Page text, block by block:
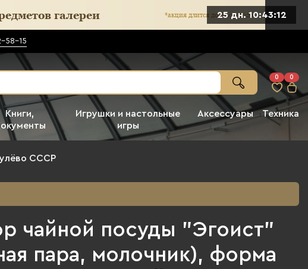
25 дн. 10:43:11
58-15
0 0
Книги,
Игрушки и настольные
игры
Аксессуары Техника
СССР
чайной посуды "Эгоист"
пара, молочник), форма